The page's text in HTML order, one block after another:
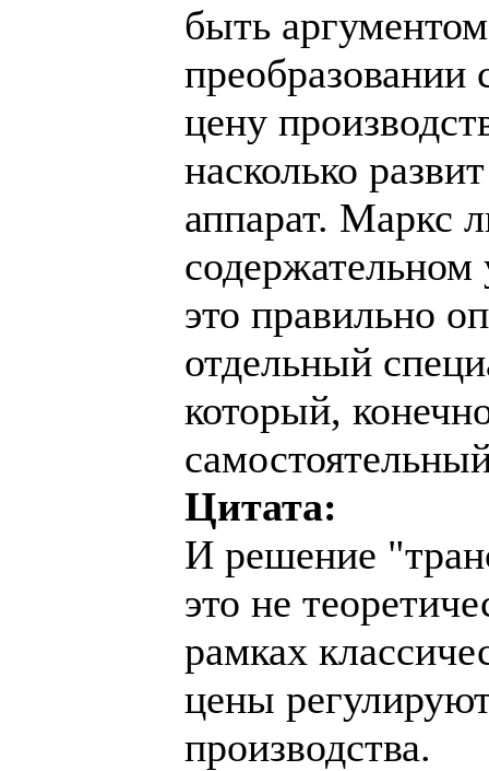
быть
преобразовании
цену
насколько
аппарат. Маркс
содержательном
это правильно
отдельный
который,
Цитата:
И решение
это не
рамках
цены
производства.